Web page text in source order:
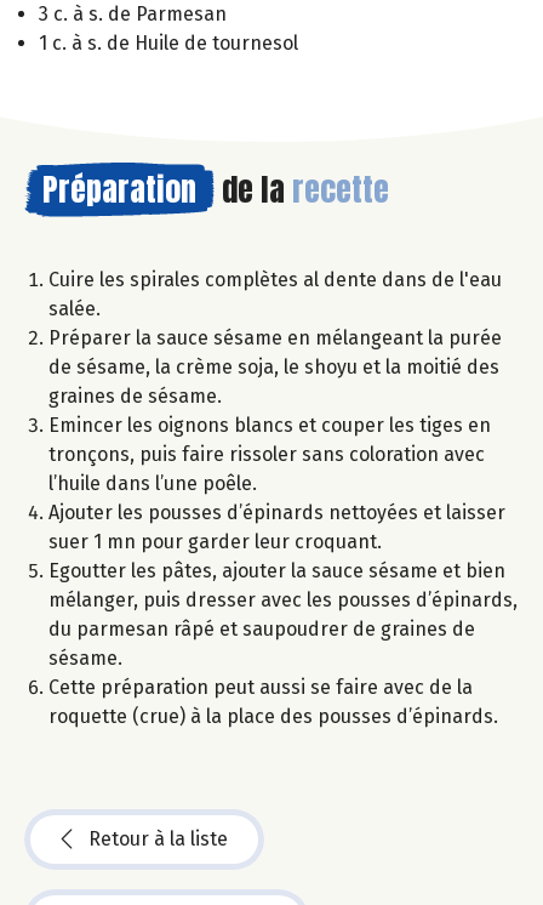
3 c. à s. de Parmesan
1 c. à s. de Huile de tournesol
Préparation de la recette
Cuire les spirales complètes al dente dans de l'eau
salée.
Préparer la sauce sésame en mélangeant la purée
de sésame, la crème soja, le shoyu et la moitié des
graines de sésame.
Emincer les oignons blancs et couper les tiges en
tronçons, puis faire rissoler sans coloration avec
l’huile dans l’une poêle.
Ajouter les pousses d’épinards nettoyées et laisser
suer 1 mn pour garder leur croquant.
Egoutter les pâtes, ajouter la sauce sésame et bien
mélanger, puis dresser avec les pousses d’épinards,
du parmesan râpé et saupoudrer de graines de
sésame.
Cette préparation peut aussi se faire avec de la
roquette (crue) à la place des pousses d’épinards.
Retour à la liste